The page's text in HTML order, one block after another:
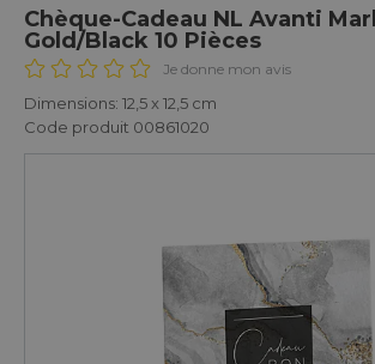
Chèque-Cadeau NL Avanti
Gold/Black 10 Pièces
Je donne mon avis
Dimensions: 12,5 x 12,5 cm
Code produit 00861020